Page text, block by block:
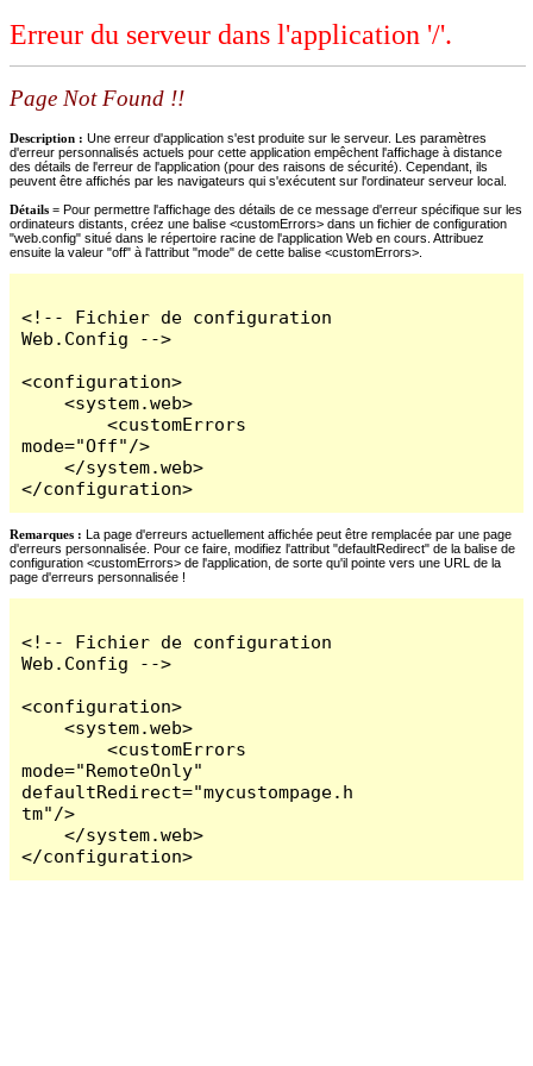
Erreur du serveur dans l'application '/'.
Page Not Found !!
Description : Une erreur d'application s'est produite sur le serveur. Les paramètres
d'erreur personnalisés actuels pour cette application empêchent l'affichage à distance
des détails de l'erreur de l'application (pour des raisons de sécurité). Cependant, ils
peuvent être affichés par les navigateurs qui s'exécutent sur l'ordinateur serveur local.
Détails = Pour permettre l'affichage des détails de ce message d'erreur spécifique sur les
ordinateurs distants, créez une balise <customErrors> dans un fichier de configuration
"web.config" situé dans le répertoire racine de l'application Web en cours. Attribuez
ensuite la valeur "off" à l'attribut "mode" de cette balise <customErrors>.
<!-- Fichier de configuration
Web.Config -->
<configuration>
    <system.web>
        <customErrors
mode="Off"/>
    </system.web>
</configuration>
Remarques : La page d'erreurs actuellement affichée peut être remplacée par une page
d'erreurs personnalisée. Pour ce faire, modifiez l'attribut "defaultRedirect" de la balise de
configuration <customErrors> de l'application, de sorte qu'il pointe vers une URL de la
page d'erreurs personnalisée !
<!-- Fichier de configuration
Web.Config -->
<configuration>
    <system.web>
        <customErrors
mode="RemoteOnly"
defaultRedirect="mycustompage.h
tm"/>
    </system.web>
</configuration>